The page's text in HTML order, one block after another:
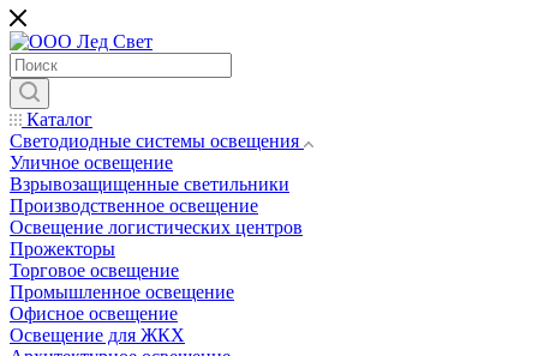
Каталог
Светодиодные системы освещения
Уличное освещение
Взрывозащищенные светильники
Производственное освещение
Освещение логистических центров
Прожекторы
Торговое освещение
Промышленное освещение
Офисное освещение
Освещение для ЖКХ